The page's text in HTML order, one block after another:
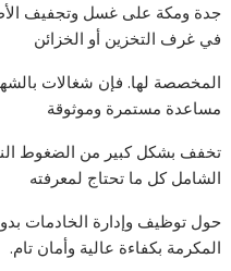
جدة ومكة على غسل وتجفيف
في غرف التخزين أو الخزائن
المخصصة لها. فإن شغالات
مساعدة مستمرة وموثوقة
تخفف بشكل كبير من الضغوط
الشامل كل ما تحتاج لمعرفته
حول توظيف وإدارة الخادمات
المكرمة بكفاءة عالية وأمان تام.